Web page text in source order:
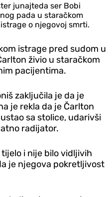
junajteda ser Bobi
pada u staračkom
o njegovoj smrti.
istrage pred sudom u
živio u staračkom
pacijentima.
zaključila je da je
je rekla da je Čarlton
sa stolice, udarivši
radijator.
i nije bilo vidljivih
je njegova pokretljivost